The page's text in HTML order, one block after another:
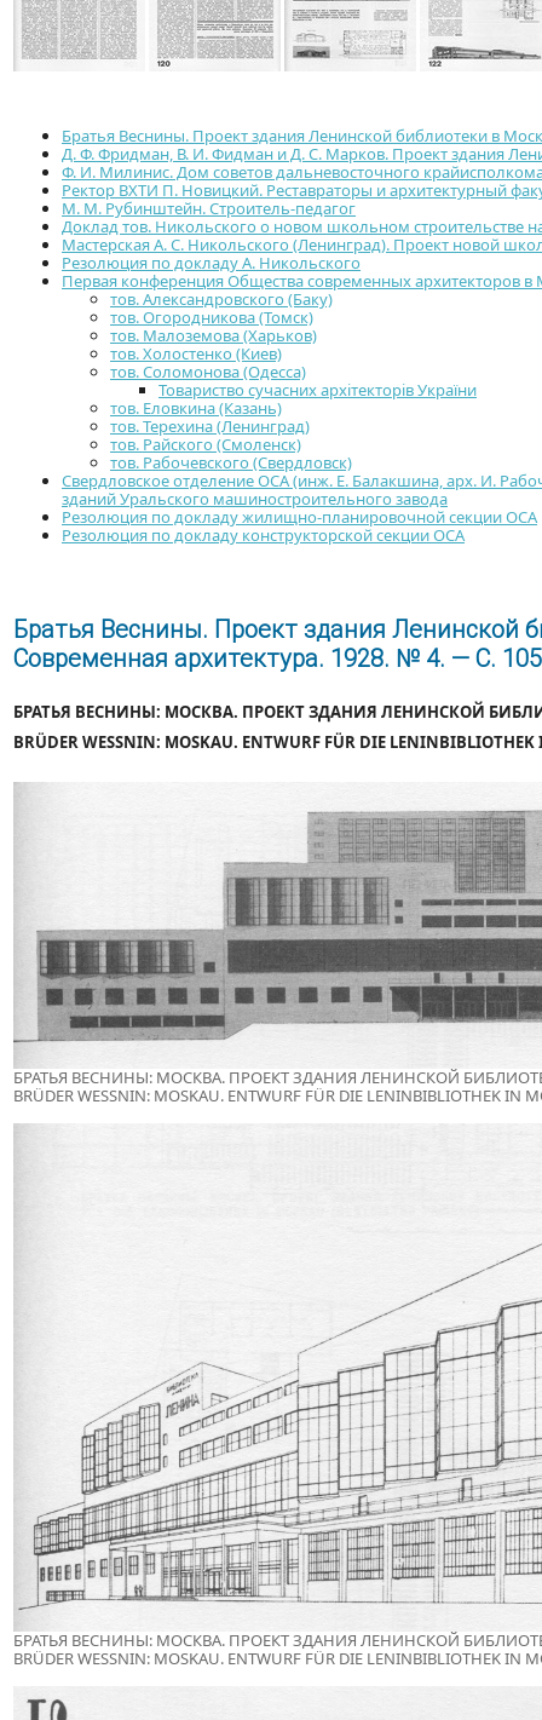
Братья Веснины. Проект здания Ленинской библиотеки в
Д. Ф. Фридман, В. И. Фидман и Д. С. Марков. Проект здания
Ф. И. Милинис. Дом советов дальневосточного
Ректор ВХТИ П. Новицкий. Реставраторы и архитектурный
М. М. Рубинштейн. Строитель-педагог
Доклад тов. Никольского о новом школьном строительстве
Мастерская А. С. Никольского (Ленинград). Проект новой
Резолюция по докладу А. Никольского
Первая конференция Общества современных архитекторов
тов. Александровского (Баку)
тов. Огородникова (Томск)
тов. Малоземова (Харьков)
тов. Холостенко (Киев)
тов. Соломонова (Одесса)
Товариство сучасних архітекторів України
тов. Еловкина (Казань)
тов. Терехина (Ленинград)
тов. Райского (Смоленск)
тов. Рабочевского (Свердловск)
Свердловское отделение ОСА (инж. Е. Балакшина, арх. И.
зданий Уральского машиностроительного завода
Резолюция по докладу жилищно-планировочной секции ОСА
Резолюция по докладу конструкторской секции ОСА
Братья Веснины. Проект здания Ленинской
Современная архитектура. 1928. № 4. — С.
БРАТЬЯ ВЕСНИНЫ: МОСКВА. ПРОЕКТ ЗДАНИЯ ЛЕНИНСКОЙ
BRÜDER WESSNIN: MOSKAU. ENTWURF FÜR DIE LENINBIBLIOTHEK
БРАТЬЯ ВЕСНИНЫ: МОСКВА. ПРОЕКТ ЗДАНИЯ ЛЕНИНСКОЙ
BRÜDER WESSNIN: MOSKAU. ENTWURF FÜR DIE LENINBIBLIOTHEK IN
БРАТЬЯ ВЕСНИНЫ: МОСКВА. ПРОЕКТ ЗДАНИЯ ЛЕНИНСКОЙ
BRÜDER WESSNIN: MOSKAU. ENTWURF FÜR DIE LENINBIBLIOTHEK IN